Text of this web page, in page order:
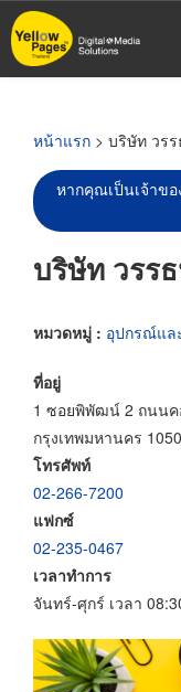
ข้าม
ไป
หน้าแรก > บริษัท วร
หากคุณเป็นเจ้าข
บริษัท วรร
หมวดหมู่ : อุปกรณ์แล
ที่อยู่
1 ซอยพิพัฒน์ 2 ถนนค
กรุงเทพมหานคร
โทรศัพท์
02-266-7200
แฟกซ์
02-235-0467
เวลาทำการ
จันทร์-ศุกร์ เวลา